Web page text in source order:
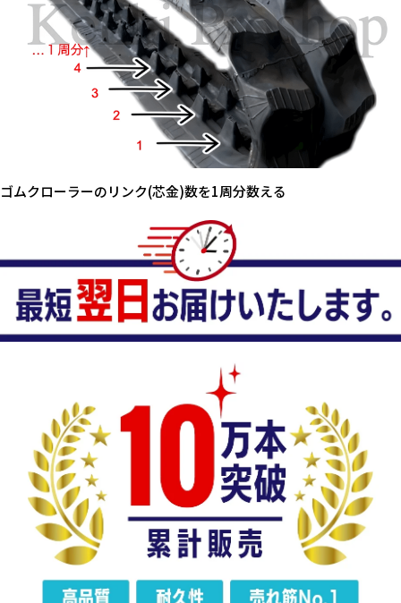
ゴムクローラーのリンク(芯金)数を1周分数える